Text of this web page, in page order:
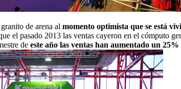
de arena al momento optimista que se está
el pasado 2013 las ventas cayeron en el cómputo
de este año las ventas han aumentado un 25%